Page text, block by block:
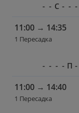
- - С - - -
11:00 → 14:35
1 Пересадка
- - - - П -
11:00 → 14:40
1 Пересадка